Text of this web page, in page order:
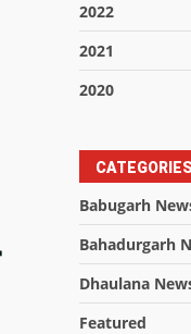
2022
2021
2020
CATEGORIES
Babugarh
Bahadurgarh
Dhaulana
Featured